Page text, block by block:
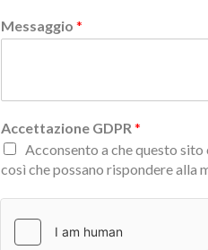
Messaggio *
Accettazione GDPR *
Acconsento a che questo
così che possano rispondere alla